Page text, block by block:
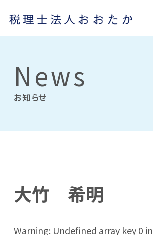
News
お知らせ
大竹 希明
Warning: Undefined array key 0 in